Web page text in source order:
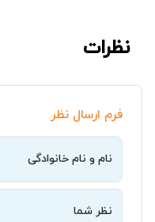
نظرات
فرم ارسال نظر
نام و نام خانوادگی
نظر شما